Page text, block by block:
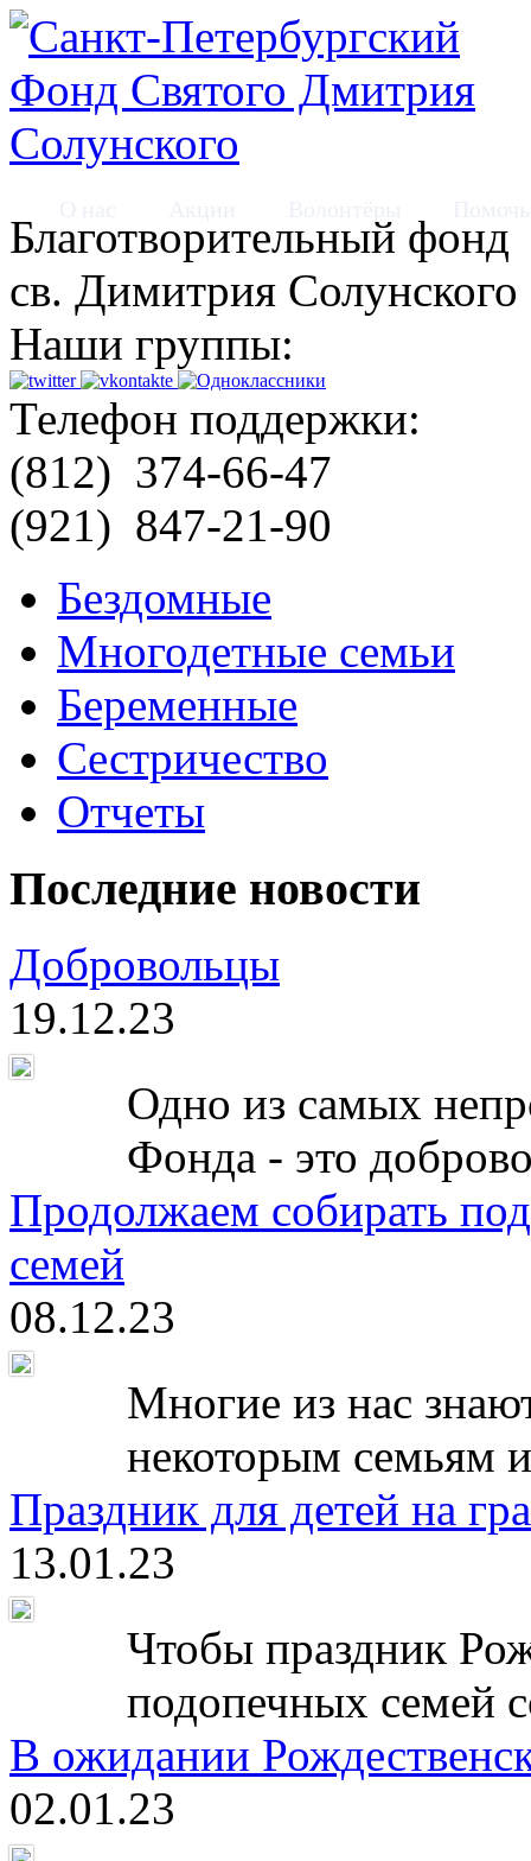
Благотворительный фонд
св. Димитрия Солунского
Наши группы:
Телефон поддержки:
(812) 374-66-47
(921) 847-21-90
Бездомные
Многодетные семьи
Беременные
Сестричество
Отчеты
Последние новости
Добровольцы
19.12.23
Одно из самых
Фонда - это
Продолжаем собирать
семей
08.12.23
Многие из нас
некоторым семьям
Праздник для детей на
13.01.23
Чтобы праздник
подопечных семей
В ожидании
02.01.23